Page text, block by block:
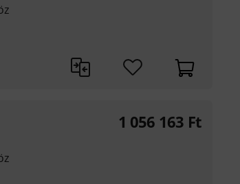
1 056 163 Ft